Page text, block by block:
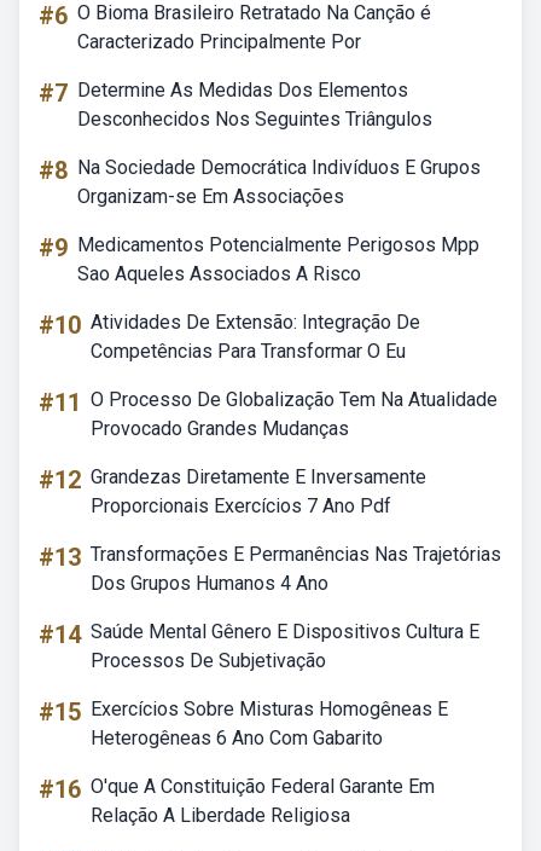
#6 O Bioma Brasileiro Retratado Na Canção é
Caracterizado Principalmente Por
#7 Determine As Medidas Dos Elementos
Desconhecidos Nos Seguintes Triângulos
#8 Na Sociedade Democrática Indivíduos E Grupos
Organizam-se Em Associações
#9 Medicamentos Potencialmente Perigosos Mpp
Sao Aqueles Associados A Risco
#10 Atividades De Extensão: Integração De
Competências Para Transformar O Eu
#11 O Processo De Globalização Tem Na Atualidade
Provocado Grandes Mudanças
#12 Grandezas Diretamente E Inversamente
Proporcionais Exercícios 7 Ano Pdf
#13 Transformações E Permanências Nas Trajetórias
Dos Grupos Humanos 4 Ano
#14 Saúde Mental Gênero E Dispositivos Cultura E
Processos De Subjetivação
#15 Exercícios Sobre Misturas Homogêneas E
Heterogêneas 6 Ano Com Gabarito
#16 O'que A Constituição Federal Garante Em
Relação A Liberdade Religiosa